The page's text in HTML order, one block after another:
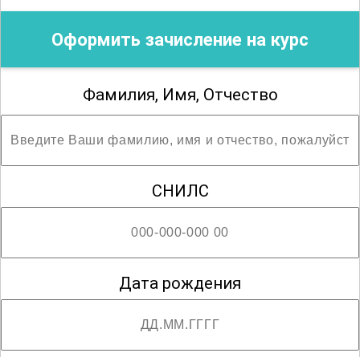
Оформить зачисление на курс
Фамилия, Имя, Отчество
СНИЛС
Дата рождения